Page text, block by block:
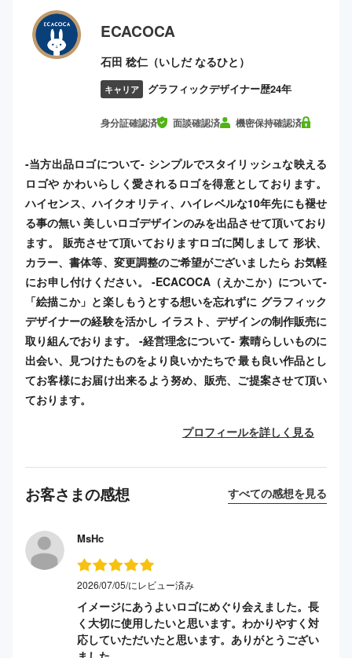
ECACOCA
石田 稔仁（いしだ なるひと）
キャリア グラフィックデザイナー歴24年
身分証確認済 面談確認済 機密保持確認済
-当方出品ロゴについて- シンプルでスタイリッシュな映える
ロゴや かわいらしく愛されるロゴを得意としております。
ハイセンス、ハイクオリティ、ハイレベルな10年先にも褪せ
る事の無い 美しいロゴデザインのみを出品させて頂いており
ます。 販売させて頂いておりますロゴに関しまして 形状、
カラー、書体等、変更調整のご希望がございましたら お気軽
にお申し付けください。 -ECACOCA（えかこか）について-
「絵描こか」と楽しもうとする想いを忘れずに グラフィック
デザイナーの経験を活かし イラスト、デザインの制作販売に
取り組んでおります。 -経営理念について- 素晴らしいものに
出会い、見つけたものをより良いかたちで 最も良い作品とし
てお客様にお届け出来るよう努め、販売、ご提案させて頂い
ております。
プロフィールを詳しく見る
お客さまの感想 すべての感想を見る
MsHc
2026/07/05/にレビュー済み
イメージにあうよいロゴにめぐり会えました。長
く大切に使用したいと思います。わかりやすく対
応していただいたと思います。ありがとうござい